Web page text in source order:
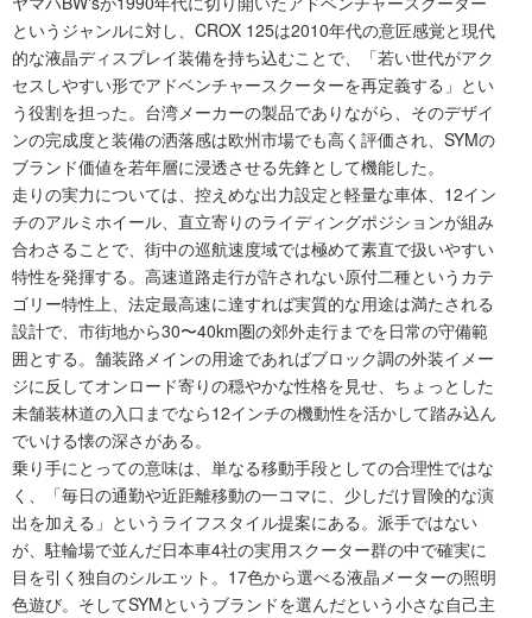
というジャンルに対し、CROX 125は2010年代の意匠感覚と現代
的な液晶ディスプレイ装備を持ち込むことで、「若い世代がアク
セスしやすい形でアドベンチャースクーターを再定義する」とい
う役割を担った。台湾メーカーの製品でありながら、そのデザイ
ンの完成度と装備の洒落感は欧州市場でも高く評価され、SYMの
ブランド価値を若年層に浸透させる先鋒として機能した。
走りの実力については、控えめな出力設定と軽量な車体、12イン
チのアルミホイール、直立寄りのライディングポジションが組み
合わさることで、街中の巡航速度域では極めて素直で扱いやすい
特性を発揮する。高速道路走行が許されない原付二種というカテ
ゴリー特性上、法定最高速に達すれば実質的な用途は満たされる
設計で、市街地から30〜40km圏の郊外走行までを日常の守備範
囲とする。舗装路メインの用途であればブロック調の外装イメー
ジに反してオンロード寄りの穏やかな性格を見せ、ちょっとした
未舗装林道の入口までなら12インチの機動性を活かして踏み込ん
でいける懐の深さがある。
乗り手にとっての意味は、単なる移動手段としての合理性ではな
く、「毎日の通勤や近距離移動の一コマに、少しだけ冒険的な演
出を加える」というライフスタイル提案にある。派手ではない
が、駐輪場で並んだ日本車4社の実用スクーター群の中で確実に
目を引く独自のシルエット。17色から選べる液晶メーターの照明
色遊び。そしてSYMというブランドを選んだという小さな自己主